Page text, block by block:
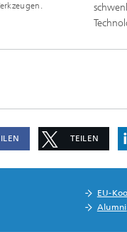
TEILEN
EU-
Alumni